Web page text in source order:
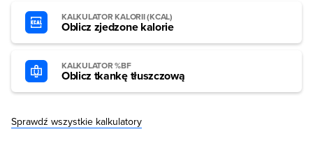
KALKULATOR KALORII (KCAL)
Oblicz zjedzone kalorie
KALKULATOR %BF
Oblicz tkankę tłuszczową
Sprawdź wszystkie kalkulatory